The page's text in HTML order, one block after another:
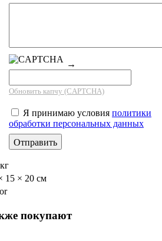
→
Обновить капчу (CAPTCHA)
Я принимаю условия политики
обработки персональных данных
15 × 20 см
покупают